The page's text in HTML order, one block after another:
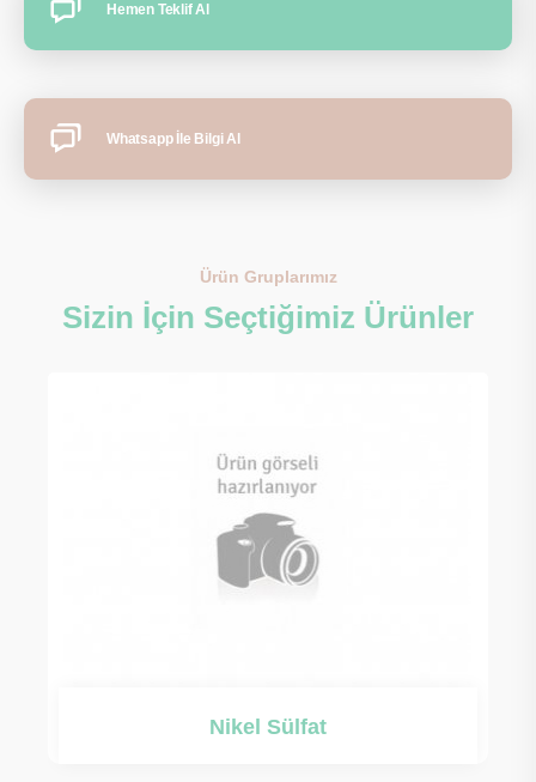
Hemen Teklif Al
Whatsapp İle Bilgi Al
Ürün Gruplarımız
Sizin İçin Seçtiğimiz Ürünler
Nikel Sülfat